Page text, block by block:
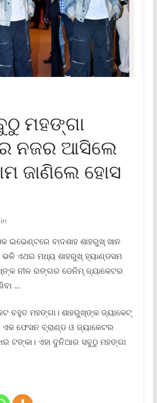
ମହଙ୍ଗା
ନଜର ଆସିଲେ
ଜାଣିଲେ ହୋସ
ଇଭେଣ୍ଟରେ ବାଦଶାହ ଶାହରୁଖ୍ ଖାନ
ଏଥର ମଧ୍ୟ ଶାହରୁଖ୍ ହ୍ୟାଣ୍ଡସମ
ନୀଳ ରଙ୍ଗର ଡେନିମ୍ ଜ୍ୟାକେଟର
…
ବହୁତ ମହଙ୍ଗା। ଶାହରୁଖ୍ଙ୍କ ଜ୍ୟାକେଟ୍
ଫେସନ ବ୍ରାଣ୍ଡ ଓ ଜ୍ୟାକେଟର
ଟଙ୍କା। ଏହା ଦୁନିଆର ସବୁଠୁ ମହଙ୍ଗା